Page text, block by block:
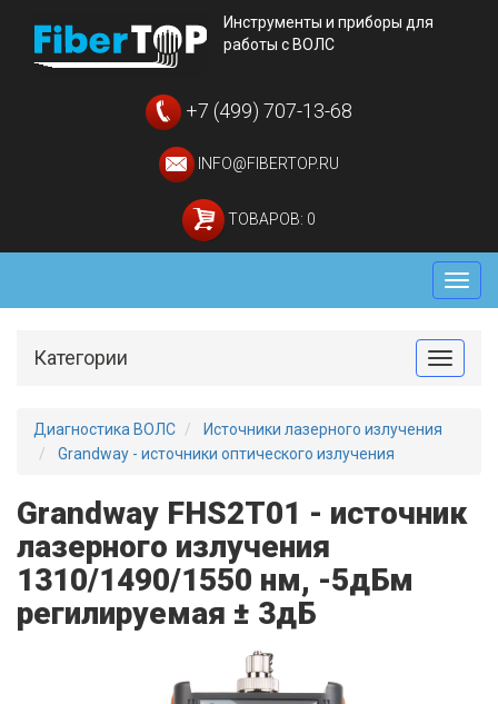
Инструменты и приборы для
работы с ВОЛС
+7 (499) 707-13-68
INFO@FIBERTOP.RU
ТОВАРОВ: 0
Меню
Toggle
Категории
Диагностика ВОЛС
Источники лазерного излучения
Grandway - источники оптического излучения
Grandway FHS2T01 - источник
лазерного излучения
1310/1490/1550 нм, -5дБм
регилируемая ± 3дБ